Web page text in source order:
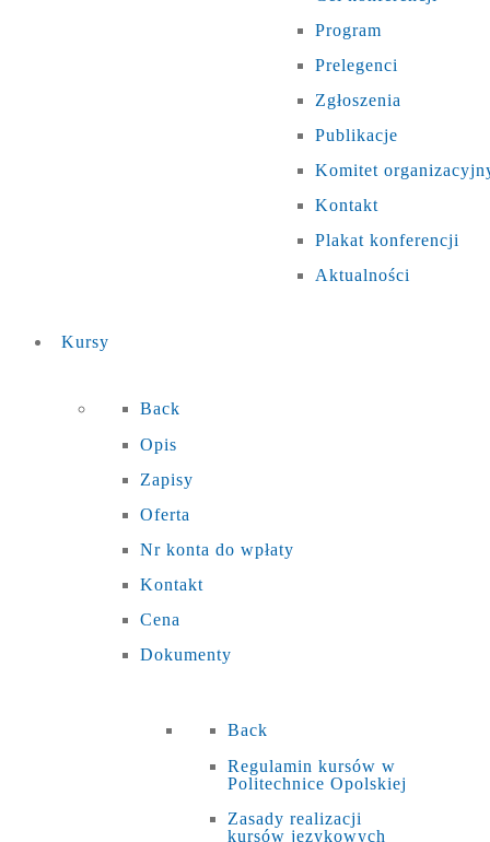
Program
Prelegenci
Zgłoszenia
Publikacje
Komitet
Kontakt
Plakat konferencji
Aktualności
Kursy
Back
Opis
Zapisy
Oferta
Nr konta do wpłaty
Kontakt
Cena
Dokumenty
Back
Regulamin kursów w
Politechnice Opolskiej
Zasady realizacji
kursów językowych